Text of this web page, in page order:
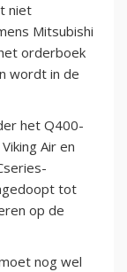
niet
Mitsubishi
orderboek
wordt in de
het Q400-
Air en
tot
op de
nog wel